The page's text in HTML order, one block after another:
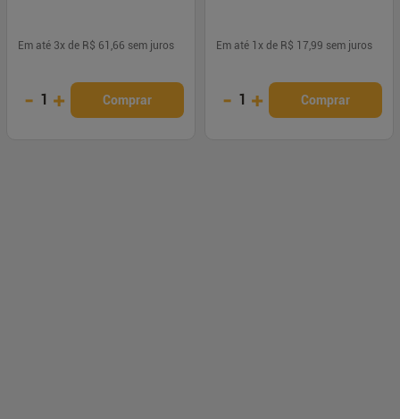
Em até 3x de R$ 61,66 sem juros
- 1 + Comprar
Em até 1 x de R$ 17,99 sem juros
- 1 + Comprar